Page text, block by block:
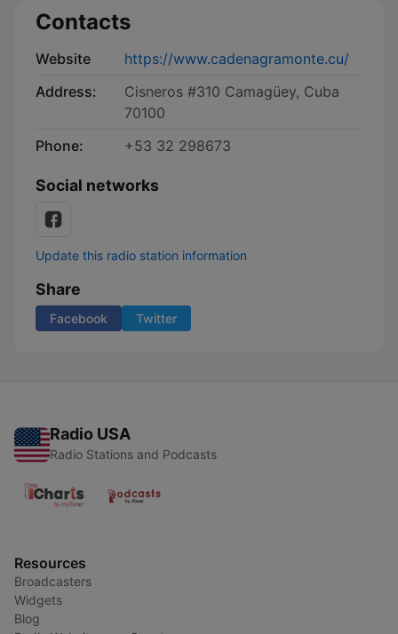
Contacts
Website
https://www.cadenagramonte.cu/
Address:
Cisneros #310 Camagüey, Cuba
70100
Phone:
+53 32 298673
Social networks
Update this radio station information
Share
Facebook Twitter
Radio USA
Radio Stations and Podcasts
Resources
Broadcasters
Widgets
Blog